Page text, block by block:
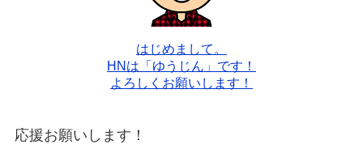
はじめまして。
HNは「ゆうじん」です！
よろしくお願いします！
応援お願いします！